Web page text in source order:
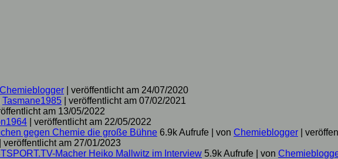
Chemieblogger
veröffentlicht am 24/07/2020
Tasmane1985
veröffentlicht am 07/02/2021
am 13/05/2022
veröffentlicht am 22/05/2022
gegen Chemie die große Bühne 6.9k Aufrufe von Chemieblogger
veröffentlicht am 27/01/2023
Macher Heiko Mallwitz im Interview 5.9k Aufrufe von